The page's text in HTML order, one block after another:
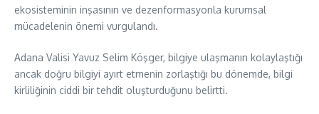
ekosisteminin inşasının ve dezenformasyonla kurumsal
mücadelenin önemi vurgulandı.
Adana Valisi Yavuz Selim Köşger, bilgiye ulaşmanın kolaylaştığı
ancak doğru bilgiyi ayırt etmenin zorlaştığı bu dönemde, bilgi
kirliliğinin ciddi bir tehdit oluşturduğunu belirtti.